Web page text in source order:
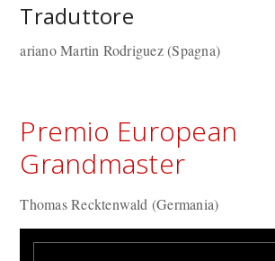
Traduttore
ariano Martin Rodriguez (Spagna)
Premio European
Grandmaster
Thomas Recktenwald (Germania)